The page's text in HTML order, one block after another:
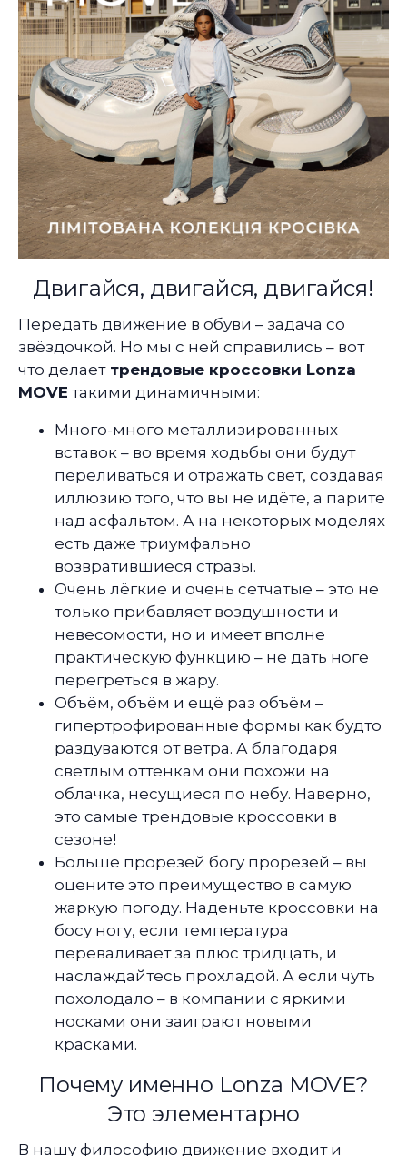
Двигайся, двигайся, двигайся!
Передать движение в обуви – задача со
звёздочкой. Но мы с ней справились – вот
что делает трендовые кроссовки Lonza
MOVE такими динамичными:
Много-много металлизированных
вставок – во время ходьбы они будут
переливаться и отражать свет, создавая
иллюзию того, что вы не идёте, а парите
над асфальтом. А на некоторых моделях
есть даже триумфально
возвратившиеся стразы.
Очень лёгкие и очень сетчатые – это не
только прибавляет воздушности и
невесомости, но и имеет вполне
практическую функцию – не дать ноге
перегреться в жару.
Объём, объём и ещё раз объём –
гипертрофированные формы как будто
раздуваются от ветра. А благодаря
светлым оттенкам они похожи на
облачка, несущиеся по небу. Наверно,
это самые трендовые кроссовки в
сезоне!
Больше прорезей богу прорезей – вы
оцените это преимущество в самую
жаркую погоду. Наденьте кроссовки на
босу ногу, если температура
переваливает за плюс тридцать, и
наслаждайтесь прохладой. А если чуть
похолодало – в компании с яркими
носками они заиграют новыми
красками.
Почему именно Lonza MOVE?
Это элементарно
В нашу философию движение входит и